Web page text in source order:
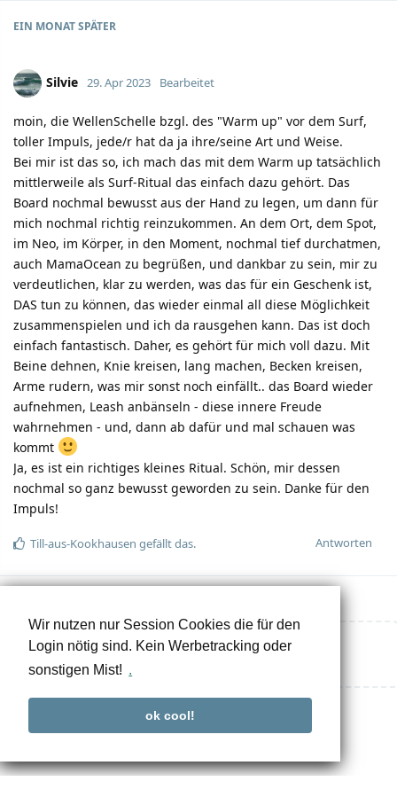
Wir nutzen nur Session Cookies die für den
Login nötig sind. Kein Werbetracking oder
sonstigen Mist! .
ok cool!
EIN MONATSPÄTER
Silvie 29. Apr 2023 Bearbeitet
moin, die WellenSchelle bzgl. des "Warm up" vor dem Surf,
toller Impuls, jede/r hat da ja ihre/seine Art und Weise.
Bei mir ist das so, ich mach das mit dem Warm up tatsächlich
mittlerweile als Surf-Ritual das einfach dazu gehört. Das
Board nochmal bewusst aus der Hand zu legen, um dann für
mich nochmal richtig reinzukommen. An dem Ort, dem Spot,
im Neo, im Körper, in den Moment, nochmal tief durchatmen,
auch MamaOcean zu begrüßen, und dankbar zu sein, mir zu
verdeutlichen, klar zu werden, was das für ein Geschenk ist,
DAS tun zu können, das wieder einmal all diese Möglichkeit
zusammenspielen und ich da rausgehen kann. Das ist doch
einfach fantastisch. Daher, es gehört für mich voll dazu. Mit
Beine dehnen, Knie kreisen, lang machen, Becken kreisen,
Arme rudern, was mir sonst noch einfällt.. das Board wieder
aufnehmen, Leash anbänseln - diese innere Freude
wahrnehmen - und, dann ab dafür und mal schauen was
kommt
Ja, es ist ein richtiges kleines Ritual. Schön, mir dessen
nochmal so ganz bewusst geworden zu sein. Danke für den
Impuls!
Antworten
Till-aus-Kookhausen gefällt das.
Eine Antwort schreiben…